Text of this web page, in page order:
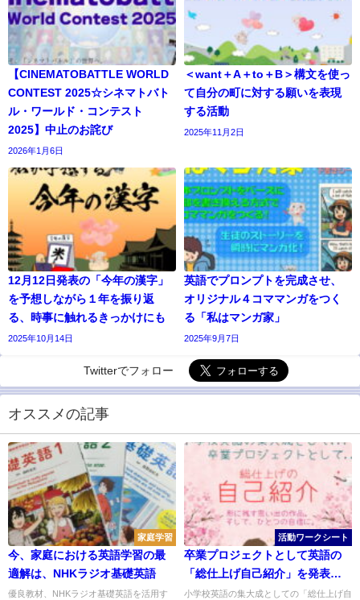
【CINEMATOBATTLE WORLD
CONTEST 2025☆シネマトバト
ル・ワールド・コンテスト
2025】中止のお詫び
2026年1月6日
＜want＋A＋to＋B＞構文を使っ
て自分の町に対する願いを表現
する活動
2025年11月2日
12月12日発表の「今年の漢字」
を予想しながら１年を振り返
る、時事に触れるきっかけにも
2025年10月14日
英語でプロンプトを完成させ、
オリジナル４コママンガをつく
る「私はマンガ家」
2025年9月7日
Twitterでフォロー
オススメの記事
家庭学習
今、家庭における英語学習の最
適解は、NHKラジオ基礎英語
優良教材、NHKラジオ基礎英語を活用す
活動ワークシート
卒業プロジェクトとして英語の
「総仕上げ自己紹介」を発表
〔小学校〕
小学校英語の集大成としての「総仕上げ自